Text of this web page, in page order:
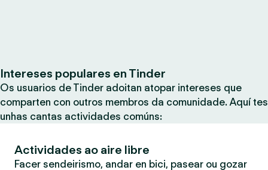
Intereses populares en Tinder
Os usuarios de Tinder adoitan atopar intereses que
comparten con outros membros da comunidade. Aquí tes
unhas cantas actividades comúns:
Actividades ao aire libre
Facer sendeirismo, andar en bici, pasear ou gozar